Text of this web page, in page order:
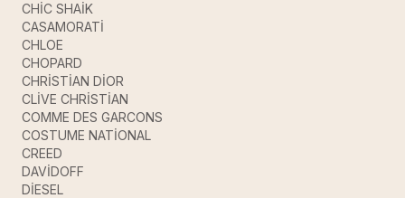
CHİC SHAİK
CASAMORATİ
CHLOE
CHOPARD
CHRİSTİAN DİOR
CLİVE CHRİSTİAN
COMME DES GARCONS
COSTUME NATİONAL
CREED
DAVİDOFF
DİESEL